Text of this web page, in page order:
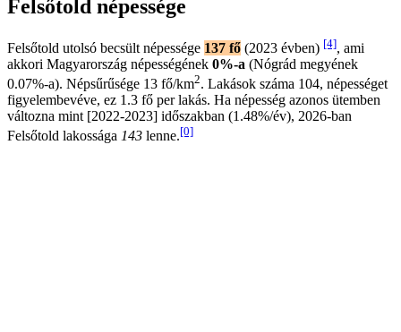
Felsőtold népessége
Felsőtold utolsó becsült népessége 137 fő (2023 évben) [4], ami
akkori Magyarország népességének 0%-a (Nógrád megyének
0.07%-a). Népsűrűsége 13 fő/km2. Lakások száma 104, népességet
figyelembevéve, ez 1.3 fő per lakás. Ha népesség azonos ütemben
változna mint [2022-2023] időszakban (1.48%/év), 2026-ban
Felsőtold lakossága 143 lenne.[0]